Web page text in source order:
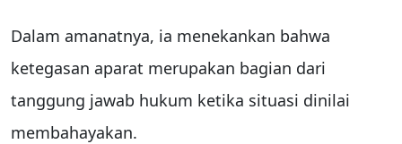
Dalam amanatnya, ia menekankan bahwa
ketegasan aparat merupakan bagian dari
tanggung jawab hukum ketika situasi dinilai
membahayakan.